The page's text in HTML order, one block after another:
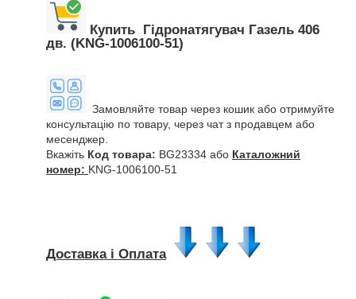
Купить Гідронатягувач Газель 406
дв. (KNG-1006100-51)
Замовляйте товар через кошик або отримуйте
консультацію по товару, через чат з продавцем або
месенджер.
Вкажіть Код товара: BG23334 або Каталожний
номер: KNG-1006100-51
Доставка і Оплата